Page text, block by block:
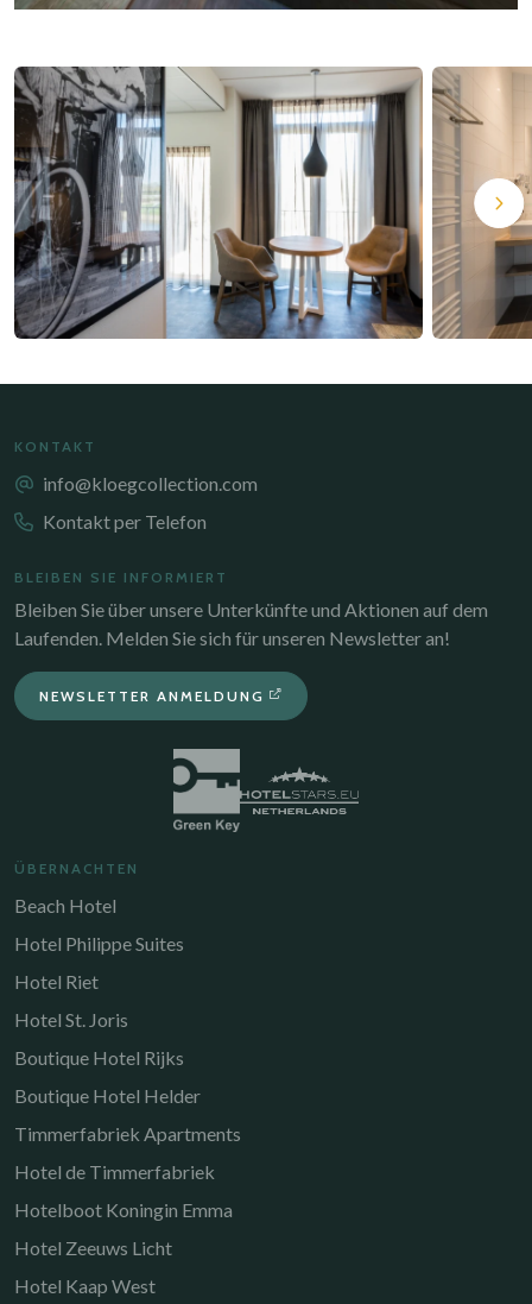
KONTAKT
info@kloegcollection.com
Kontakt per Telefon
BLEIBEN SIE INFORMIERT
Bleiben Sie über unsere Unterkünfte und Aktionen auf dem
Laufenden. Melden Sie sich für unseren Newsletter an!
NEWSLETTER ANMELDUNG
ÜBERNACHTEN
Beach Hotel
Hotel Philippe Suites
Hotel Riet
Hotel St. Joris
Boutique Hotel Rijks
Boutique Hotel Helder
Timmerfabriek Apartments
Hotel de Timmerfabriek
Hotelboot Koningin Emma
Hotel Zeeuws Licht
Hotel Kaap West